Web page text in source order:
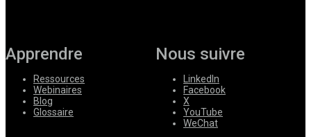
Apprendre
Ressources
Webinaires
Blog
Glossaire
Nous suivre
LinkedIn
Facebook
X
YouTube
WeChat